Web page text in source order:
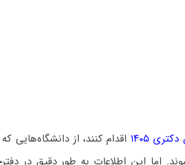
۱۴۰۵
اقدام کنند، از دانشگاه‌هایی
اما این اطلاعات به طور دقیق در